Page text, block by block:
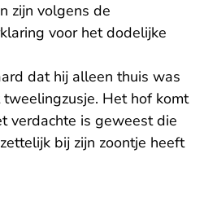
zijn volgens de
voor het dodelijke
dat hij alleen thuis was
Het hof komt
verdachte is geweest die
bij zijn zoontje heeft